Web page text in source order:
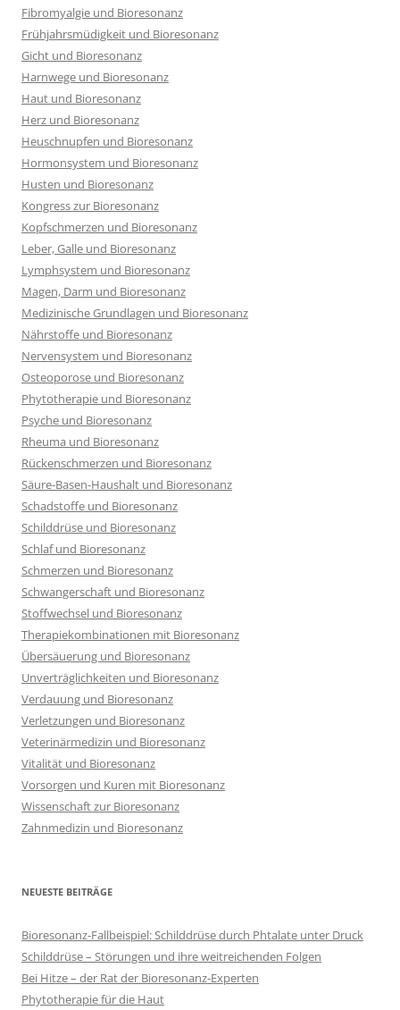
Fibromyalgie und Bioresonanz
Frühjahrsmüdigkeit und Bioresonanz
Gicht und Bioresonanz
Harnwege und Bioresonanz
Haut und Bioresonanz
Herz und Bioresonanz
Heuschnupfen und Bioresonanz
Hormonsystem und Bioresonanz
Husten und Bioresonanz
Kongress zur Bioresonanz
Kopfschmerzen und Bioresonanz
Leber, Galle und Bioresonanz
Lymphsystem und Bioresonanz
Magen, Darm und Bioresonanz
Medizinische Grundlagen und Bioresonanz
Nährstoffe und Bioresonanz
Nervensystem und Bioresonanz
Osteoporose und Bioresonanz
Phytotherapie und Bioresonanz
Psyche und Bioresonanz
Rheuma und Bioresonanz
Rückenschmerzen und Bioresonanz
Säure-Basen-Haushalt und Bioresonanz
Schadstoffe und Bioresonanz
Schilddrüse und Bioresonanz
Schlaf und Bioresonanz
Schmerzen und Bioresonanz
Schwangerschaft und Bioresonanz
Stoffwechsel und Bioresonanz
Therapiekombinationen mit Bioresonanz
Übersäuerung und Bioresonanz
Unverträglichkeiten und Bioresonanz
Verdauung und Bioresonanz
Verletzungen und Bioresonanz
Veterinärmedizin und Bioresonanz
Vitalität und Bioresonanz
Vorsorgen und Kuren mit Bioresonanz
Wissenschaft zur Bioresonanz
Zahnmedizin und Bioresonanz
NEUESTE BEITRÄGE
Bioresonanz-Fallbeispiel: Schilddrüse durch Phtalate unter Druck
Schilddrüse – Störungen und ihre weitreichenden Folgen
Bei Hitze – der Rat der Bioresonanz-Experten
Phytotherapie für die Haut